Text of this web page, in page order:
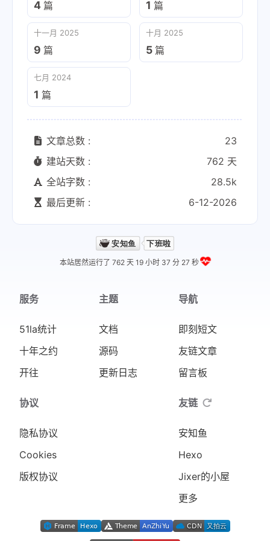
4 篇 1 篇
十一月 2025
9 篇
十月 2025
5 篇
七月 2024
1 篇
文章总数 :
23
建站天数 :
762 天
全站字数 :
28.5k
最后更新 :
6-12-2026
本站居然运行了 762 天 19 小时 37 分 28 秒
服务
51la统计
十年之约
开往
主题
文档
源码
更新日志
导航
即刻短文
友链文章
留言板
协议
隐私协议
Cookies
版权协议
友链
安知鱼
Hexo
Jixer的小屋
更多